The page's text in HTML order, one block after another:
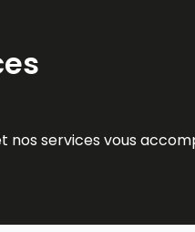
services vous